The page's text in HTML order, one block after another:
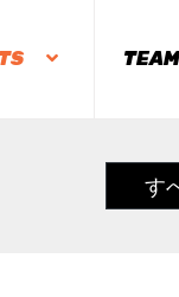
TEAM
す